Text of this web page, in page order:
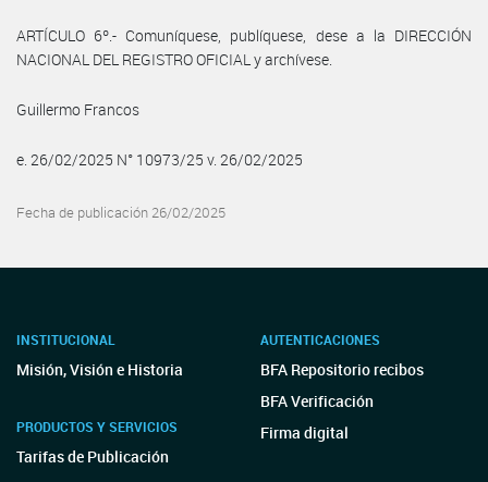
ARTÍCULO 6º.- Comuníquese, publíquese, dese a la DIRECCIÓN
NACIONAL DEL REGISTRO OFICIAL y archívese.
Guillermo Francos
e. 26/02/2025 N° 10973/25 v. 26/02/2025
Fecha de publicación 26/02/2025
INSTITUCIONAL
Misión, Visión e Historia
PRODUCTOS Y SERVICIOS
Tarifas de Publicación
AUTENTICACIONES
BFA Repositorio recibos
BFA Verificación
Firma digital